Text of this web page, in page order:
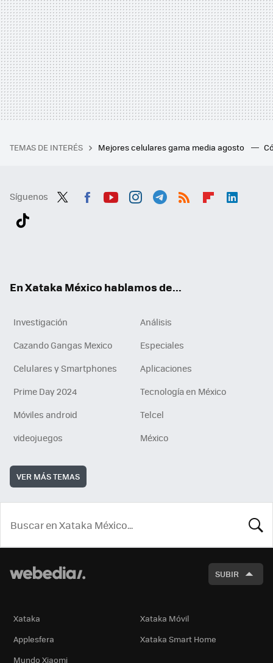
TEMAS DE INTERÉS Mejores celulares gama media agosto
Síguenos
En Xataka México hablamos de...
Investigación
Análisis
Cazando Gangas Mexico
Especiales
Celulares y Smartphones
Aplicaciones
Prime Day 2024
Tecnología en México
Móviles android
Telcel
videojuegos
México
VER MÁS TEMAS
SUBIR
Xataka
Xataka Móvil
Applesfera
Xataka Smart Home
Mundo Xiaomi